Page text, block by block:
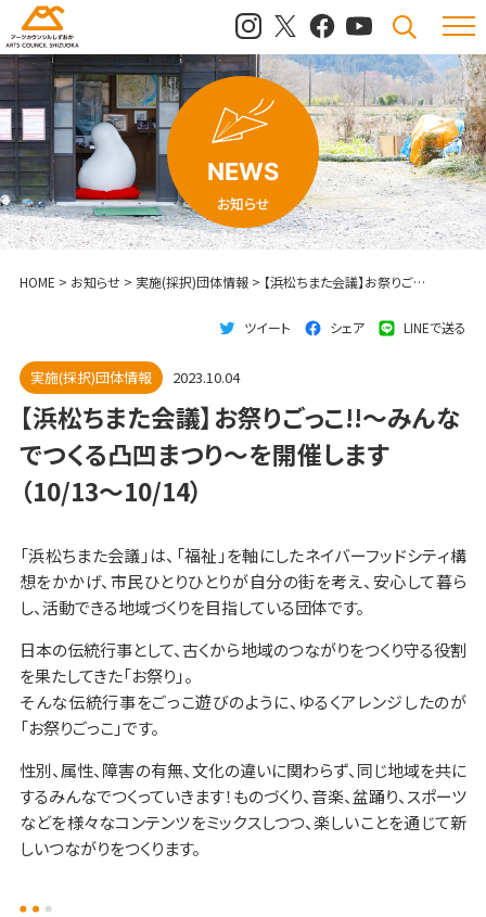
メニュ
検索
NEWS
お知らせ
HOME > お知らせ> 実施(採択)団体情報> 【浜松ちまた会議】お祭りごっこ!!〜みんなでつくる凸凹まつり〜を開催します（10/13～10/14）
ツイート シェア LINEで送る
実施(採択)団体情報 2023.10.04
【浜松ちまた会議】お祭りごっこ!!〜みんな
でつくる凸凹まつり〜を開催します
（10/13～10/14）
「浜松ちまた会議」は、「福祉」を軸にしたネイバーフッドシティ構
想をかかげ、市民ひとりひとりが自分の街を考え、安心して暮ら
し、活動できる地域づくりを目指している団体です。
日本の伝統行事として、古くから地域のつながりをつくり守る役割
を果たしてきた「お祭り」。
そんな伝統行事をごっこ遊びのように、ゆるくアレンジしたのが
「お祭りごっこ」です。
性別、属性、障害の有無、文化の違いに関わらず、同じ地域を共に
するみんなでつくっていきます！ものづくり、音楽、盆踊り、スポーツ
などを様々なコンテンツをミックスしつつ、楽しいことを通じて新
しいつながりをつくります。